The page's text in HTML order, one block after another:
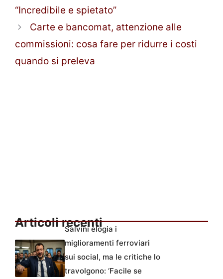
“Incredibile e spietato”
Carte e bancomat, attenzione alle
commissioni: cosa fare per ridurre i costi
quando si preleva
Articoli recenti
Salvini elogia i
miglioramenti ferroviari
sui social, ma le critiche lo
travolgono: ‘Facile se